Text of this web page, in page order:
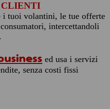
CLIENTI
i tuoi volantini, le tue offerte
intercettandoli
ed usa i servizi
senza costi fissi